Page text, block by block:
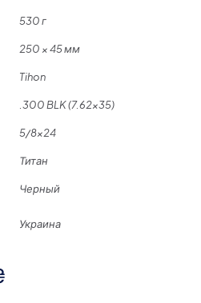
530 г
250 × 45 мм
Tihon
.300 BLK (7.62×35)
5/8×24
Титан
Черный
Украина